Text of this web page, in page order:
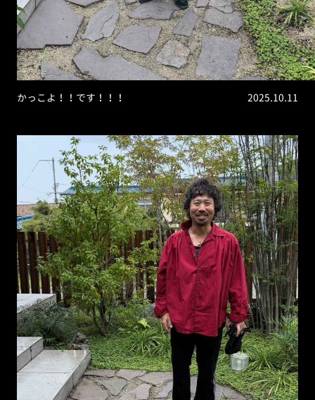
かっこよ！！です！！！ 2025.10.11